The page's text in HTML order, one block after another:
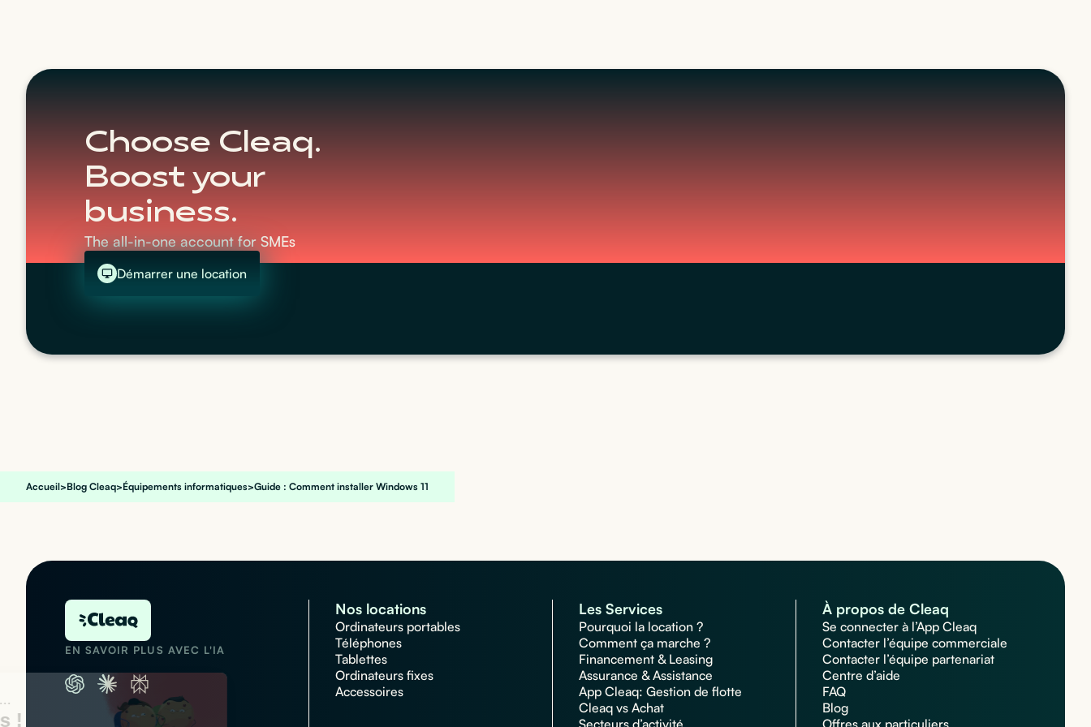
Salut c'est nous...
les Cookies !
Choose Cleaq.
Boost your
business.
The all-in-one account for SMEs
Démarrer une location
Accueil>Blog Cleaq>Équipements informatiques>Guide : Comment installer Windows 11
EN SAVOIR PLUS AVEC L'IA
Nos locations
Ordinateurs portables
Téléphones
Tablettes
Ordinateurs fixes
Accessoires
Les Services
Pourquoi la location ?
Comment ça marche ?
Financement & Leasing
Assurance & Assistance
App Cleaq: Gestion de flotte
Cleaq vs Achat
Secteurs d’activité
À propos de Cleaq
Se connecter à l’App Cleaq
Contacter l’équipe commerciale
Contacter l’équipe partenariat
Centre d’aide
FAQ
Blog
Offres aux particuliers